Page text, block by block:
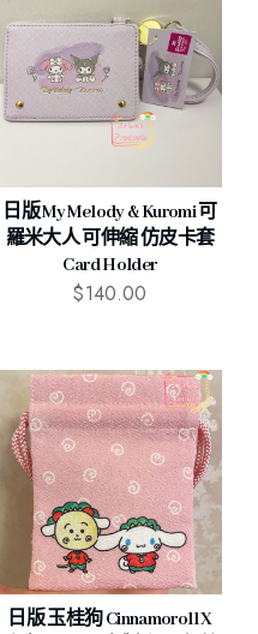
日版 My Melody & Kuromi 可
羅米大人 可伸縮 仿皮卡套
Card Holder
$140.00
日版 玉桂狗 Cinnamoroll X